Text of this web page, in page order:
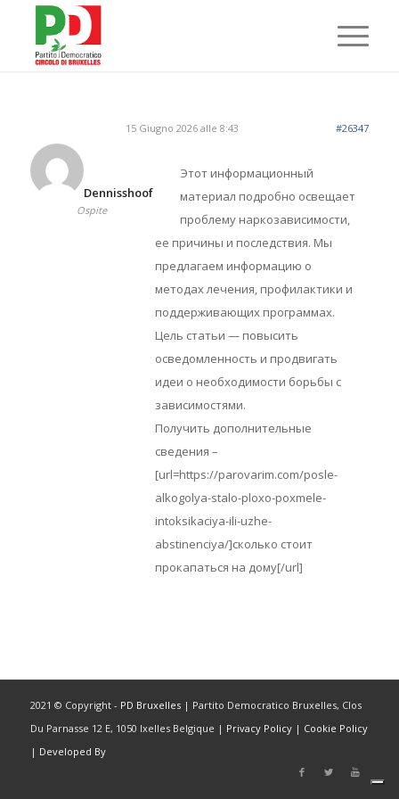
15 Giugno 2026 alle 8:43 #26347
Dennisshoof
Ospite
Этот информационный
материал подробно освещает
проблему наркозависимости,
ее причины и последствия. Мы
предлагаем информацию о
методах лечения, профилактики и
поддерживающих программах.
Цель статьи — повысить
осведомленность и продвигать
идеи о необходимости борьбы с
зависимостями.
Получить дополнительные
сведения –
[url=https://parovarim.com/posle-
alkogolya-stalo-ploxo-poxmele-
intoksikaciya-ili-uzhe-
abstinenciya/]сколько стоит
прокапаться на дому[/url]
2021 © Copyright - PD Bruxelles| Partito Democratico Bruxelles, Clos
Du Parnasse 12 E, 1050 Ixelles Belgique | Privacy Policy| Cookie Policy
| Developed By